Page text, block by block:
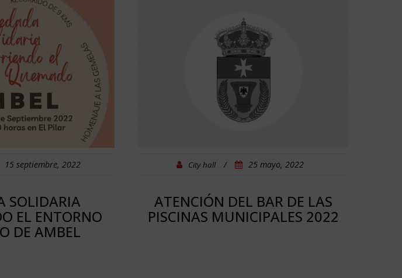
15 septiembre, 2022
SOLIDARIA
EL ENTORNO
DE AMBEL
City hall / 25 mayo, 2022
ATENCIÓN DEL BAR DE LAS
PISCINAS MUNICIPALES 2022